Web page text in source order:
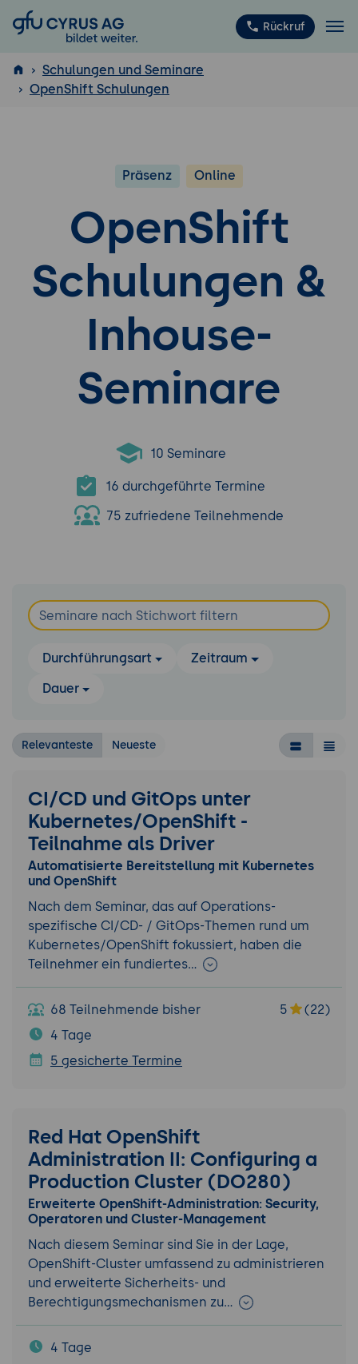
GFU Cyrus AG Rückruf
ISTQB
Schulungen und Seminare
OpenShift Schulungen
Präsenz Online
OpenShift
Schulungen &
Inhouse-
Seminare
10 Seminare
16 durchgeführte Termine
75 zufriedene Teilnehmende
Durchführungsart
Zeitraum
Dauer
Relevanteste Neueste
CI/CD und GitOps unter
Kubernetes/OpenShift -
Teilnahme als Driver
Automatisierte Bereitstellung mit Kubernetes
und OpenShift
Nach dem Seminar, das auf Operations-
spezifische CI/CD- / GitOps-Themen rund um
Kubernetes/OpenShift fokussiert, haben die
Teilnehmer ein fundiertes…
68 Teilnehmende bisher 5
(22)
4 Tage
5 gesicherte Termine
Red Hat OpenShift
Administration II: Configuring a
Production Cluster (DO280)
Erweiterte OpenShift-Administration: Security,
Operatoren und Cluster-Management
Nach diesem Seminar sind Sie in der Lage,
OpenShift-Cluster umfassend zu administrieren
und erweiterte Sicherheits- und
Berechtigungsmechanismen zu…
4 Tage